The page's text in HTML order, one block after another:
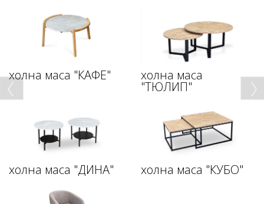
холна маса "КАФЕ" холна маса
"ТЮЛИП"
холна маса "ДИНА" холна маса "КУБО"